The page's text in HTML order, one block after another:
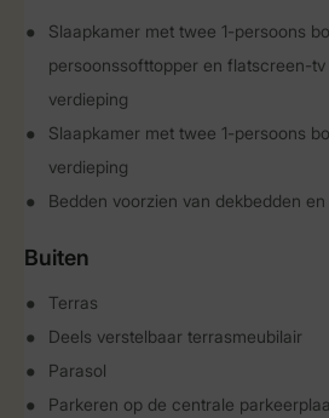
Slaapkamer met twee 1-persoons
persoonssofttopper en flatscreen-
verdieping
Slaapkamer met twee 1-persoons
verdieping
Bedden voorzien van dekbedden
Buiten
Terras
Deels verstelbaar terrasmeubilair
Parasol
Parkeren op de centrale